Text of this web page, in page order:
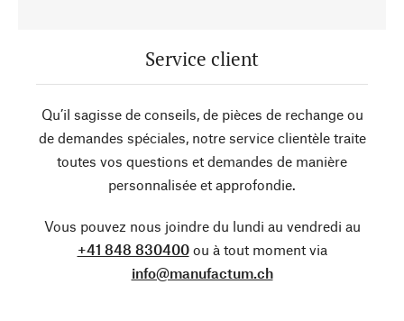
Service client
Qu’il sagisse de conseils, de pièces de rechange ou
de demandes spéciales, notre service clientèle traite
toutes vos questions et demandes de manière
personnalisée et approfondie.
Vous pouvez nous joindre du lundi au vendredi au
+41 848 830400ou à tout moment via
info@manufactum.ch